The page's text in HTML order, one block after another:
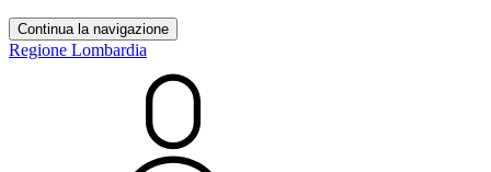
Continua la navigazione
Regione Lombardia